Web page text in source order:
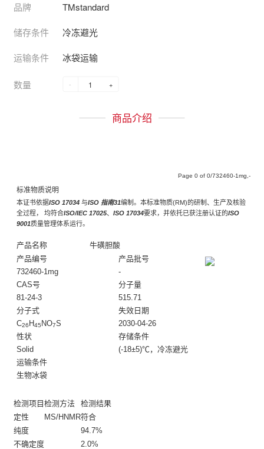
品牌 TMstandard
储存条件 冷冻避光
运输条件 冰袋运输
数量 - +
商品介绍
Page of /732460-1mg,-
标准物质说明
本证书依据ISO 17034 与ISO 指南31编制。本标准物质(RM)的研制、生产及核验
全过程， 均符合ISO/IEC 17025、 ISO 17034要求，并依托已获注册认证的ISO
9001质量管理体系运行。
产品名称
牛磺胆酸
产品编号
732460-1mg
产品批号
-
CAS号
81-24-3
分子量
515.71
分子式
C26 H45 NO7S
失效日期
2030-04-26
性状
Solid
存储条件
(-18±5)℃，冷冻避光
运输条件
生物冰袋
检测项目 检测方法
检测结果
定性
MS/HNMR符合
纯度
94.7%
不确定度
2.0%